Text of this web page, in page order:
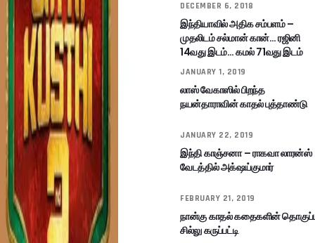
DECEMBER 6, 2018
இந்தியாவில் அதிக சம்பளம் –
முதலிடம் சல்மான் கான்… ரஜினி
14வது இடம்… கமல் 71வது இடம்
JANUARY 1, 2019
லாஸ் வேகாஸில் பிறந்த
நயன்தாராவின் காதல் புத்தாண்டு
JANUARY 22, 2019
இந்தி காஞ்சனா – ராகவா லாரன்ஸ்
வேடத்தில் அக்‌ஷய்குமார்
FEBRUARY 21, 2019
நான்கு காதல் கதைகளின்
சில்லு கருப்பட்டி